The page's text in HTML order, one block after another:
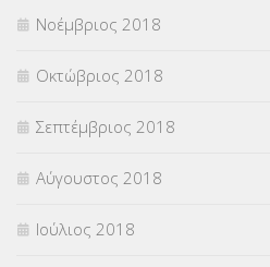
Νοέμβριος 2018
Οκτώβριος 2018
Σεπτέμβριος 2018
Αύγουστος 2018
Ιούλιος 2018